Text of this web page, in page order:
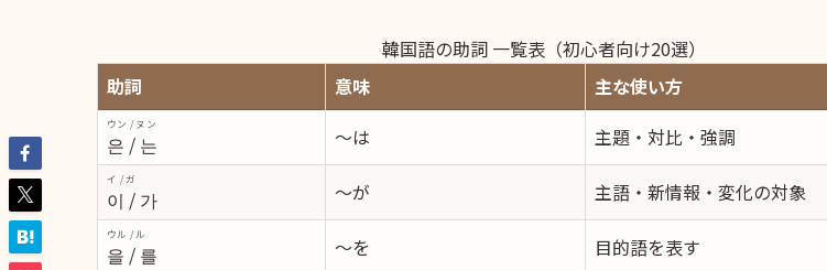
韓国語の助詞 一覧表（初心者向け20選）
助詞
意味 主な使い方
은 / 는
ウン / ヌン ～は 主題・対比・強調
이 / 가
イ / ガ ～が 主語・新情報・変化の対象
을 / 를
ウル / ル ～を 目的語を表す